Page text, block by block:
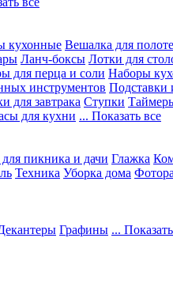
кухонные Вешалка для
Ланч-боксы Лотки для
для перца и соли Наборы
инструментов Подставки
для завтрака Ступки
для кухни ... Показать все
пикника и дачи Глажка
Техника Уборка дома
Графины ...